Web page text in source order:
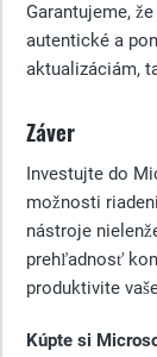
Garantujeme,
autentické a
aktualizáciám,
Záver
Investujte do
možnosti
nástroje
prehľadnosť
produktivite
Kúpte si